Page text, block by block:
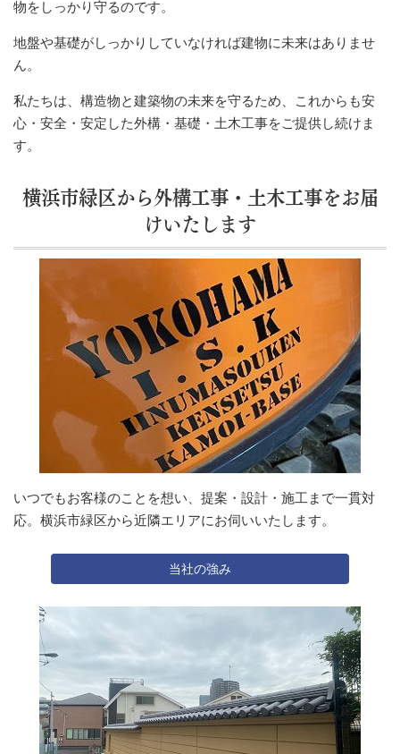
物をしっかり守るのです。
地盤や基礎がしっかりしていなければ建物に未来はありませ
ん。
私たちは、構造物と建築物の未来を守るため、これからも安
心・安全・安定した外構・基礎・土木工事をご提供し続けま
す。
横浜市緑区から外構工事・土木工事をお届
けいたします
いつでもお客様のことを想い、提案・設計・施工まで一貫対
応。横浜市緑区から近隣エリアにお伺いいたします。
当社の強み